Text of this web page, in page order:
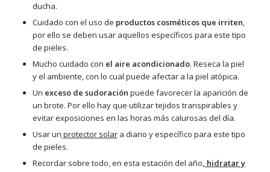
ducha.
Cuidado con el uso de productos cosméticos que irriten,
por ello se deben usar aquellos específicos para este tipo
de pieles.
Mucho cuidado con el aire acondicionado. Reseca la piel
y el ambiente, con lo cual puede afectar a la piel atópica.
Un exceso de sudoración puede favorecer la aparición de
un brote. Por ello hay que utilizar tejidos transpirables y
evitar exposiciones en las horas más calurosas del día.
Usar un protector solara diario y específico para este tipo
de pieles.
Recordar sobre todo, en esta estación del año, hidratar y